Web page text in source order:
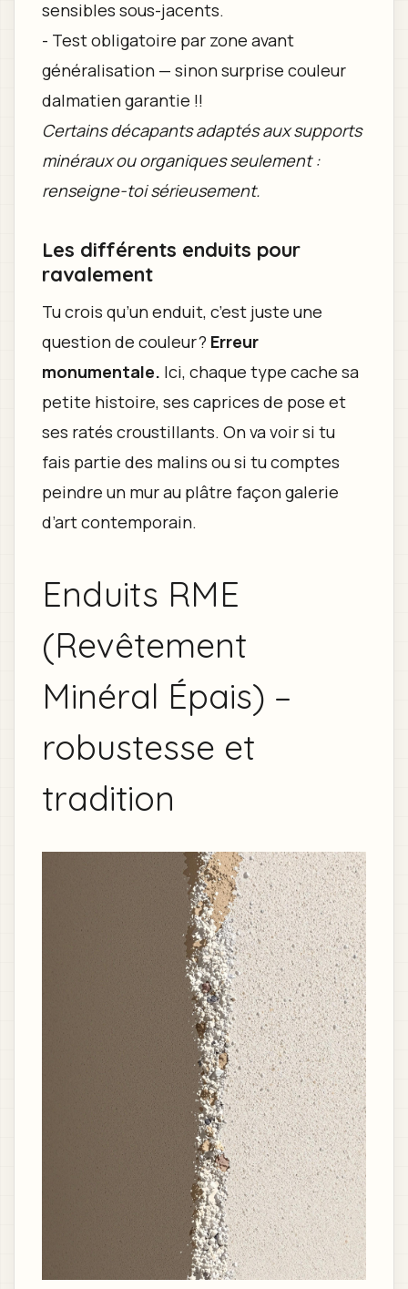
sensibles sous-jacents.
- Test obligatoire par zone avant
généralisation — sinon surprise couleur
dalmatien garantie !!
Certains décapants adaptés aux supports
minéraux ou organiques seulement :
renseigne-toi sérieusement.
Les différents enduits pour
ravalement
Tu crois qu’un enduit, c’est juste une
question de couleur ? Erreur
monumentale. Ici, chaque type cache sa
petite histoire, ses caprices de pose et
ses ratés croustillants. On va voir si tu
fais partie des malins ou si tu comptes
peindre un mur au plâtre façon galerie
d’art contemporain.
Enduits RME
(Revêtement
Minéral Épais) –
robustesse et
tradition